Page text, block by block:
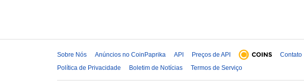
Sobre Nós Anúncios no CoinPaprika API Preços de API Contato
Política de Privacidade
Boletim de Notícias Termos de Serviço